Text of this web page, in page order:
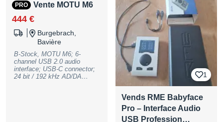
PRO Vente MOTU M6
444 €
Burgebrach,
Bavière
B-Stock, MOTU M6; 6-
channel USB 2.0 audio
interface; USB-C connector;
24 bit / 192 kHz AD/DA
1
Vends RME Babyface
Pro – Interface Audio
USB Profession…